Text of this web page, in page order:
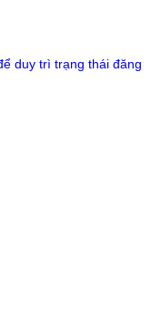
duy trì trạng thái đăng